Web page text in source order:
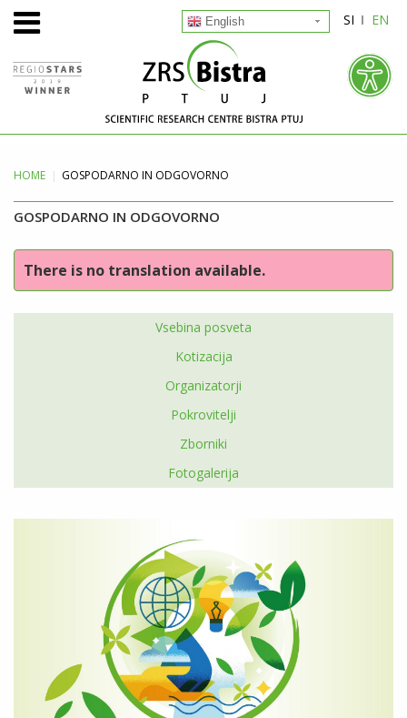
SI EN
English
HOME GOSPODARNO IN ODGOVORNO
GOSPODARNO IN ODGOVORNO
There is no translation available.
Vsebina posveta
Kotizacija
Organizatorji
Pokrovitelji
Zborniki
Fotogalerija